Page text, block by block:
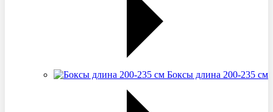
Боксы длина 200-235 см